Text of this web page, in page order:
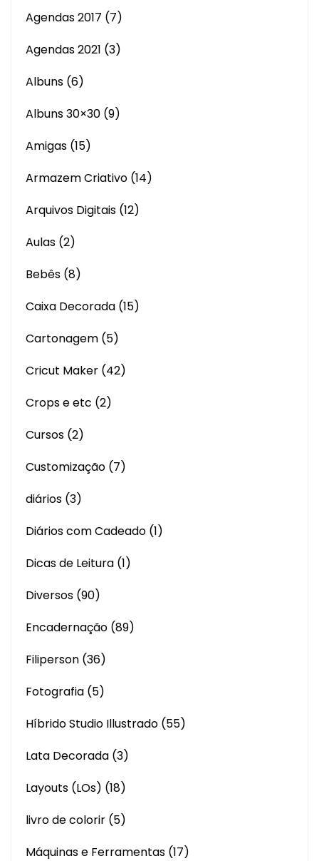
Agendas 2017 (7)
Agendas 2021 (3)
Albuns (6)
Albuns 30×30 (9)
Amigas (15)
Armazem Criativo (14)
Arquivos Digitais (12)
Aulas (2)
Bebês (8)
Caixa Decorada (15)
Cartonagem (5)
Cricut Maker (42)
Crops e etc (2)
Cursos (2)
Customização (7)
diários (3)
Diários com Cadeado (1)
Dicas de Leitura (1)
Diversos (90)
Encadernação (89)
Filiperson (36)
Fotografia (5)
Híbrido Studio Illustrado (55)
Lata Decorada (3)
Layouts (LOs) (18)
livro de colorir (5)
Máquinas e Ferramentas (17)